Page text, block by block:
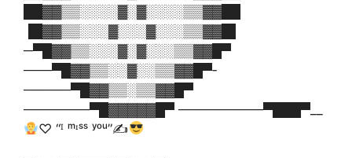
██▓▓▒▒░░░░▓░▓░░░░▒▒▓­▓██
▐█▓▓▒▒░░░▓░░░▓░░░▒▒▓­▓█▌
─▀█▓▓▒▒░░░▓░▓░░░▒▒▓▓­█▀
───▀█▓▓▒▒░░▓░░▒▒▓▓█▀­
─────▀█▓▓▒▒░▒▒▓▓█▀
───────▀█▓▓▓▓▓█▀ ─────────▀███▀__
‍♡ “ᴵ ᵐᶦˢˢ ʸᵒᵘ”✍